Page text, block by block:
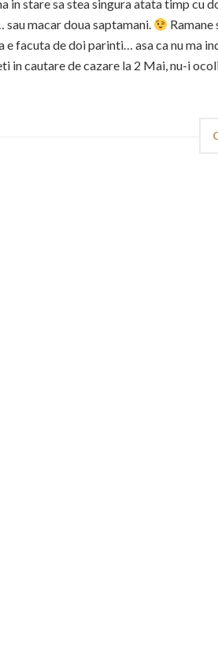
in stare sa stea singura atata timp cu
sau macar doua saptamani.
e facuta de doi parinti… asa ca nu ma
in cautare de cazare la 2 Mai, nu-i